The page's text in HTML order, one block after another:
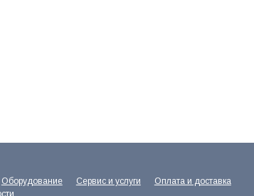
Оборудование Сервис и услуги
Оплата и доставка